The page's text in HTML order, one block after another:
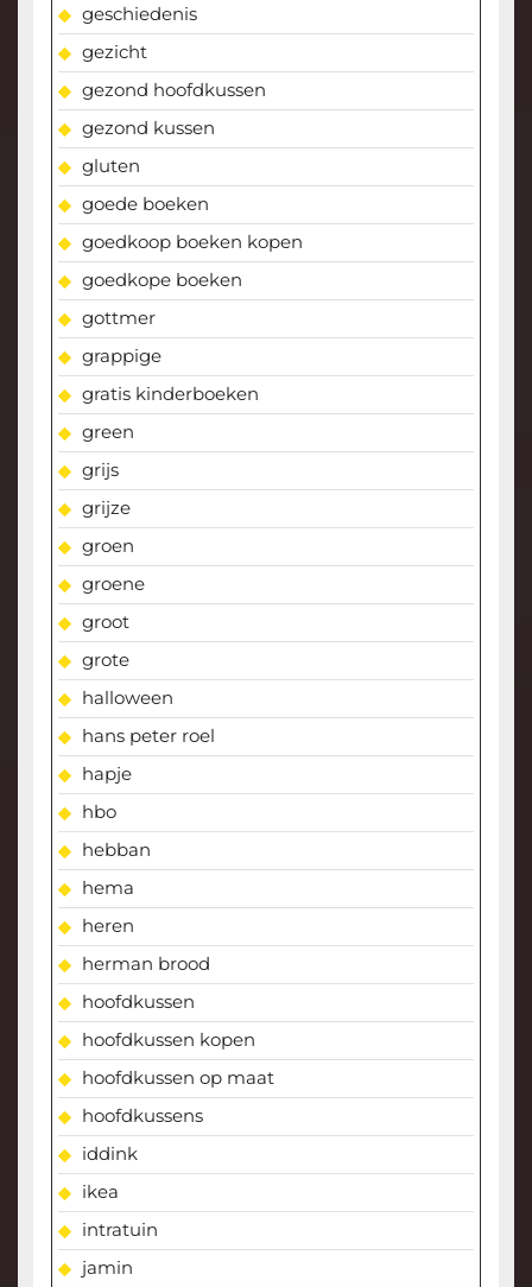
geschiedenis
gezicht
gezond hoofdkussen
gezond kussen
gluten
goede boeken
goedkoop boeken kopen
goedkope boeken
gottmer
grappige
gratis kinderboeken
green
grijs
grijze
groen
groene
groot
grote
halloween
hans peter roel
hapje
hbo
hebban
hema
heren
herman brood
hoofdkussen
hoofdkussen kopen
hoofdkussen op maat
hoofdkussens
iddink
ikea
intratuin
jamin